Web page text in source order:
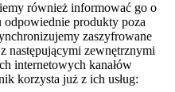
również informować go o
produkty poza
zaszyfrowane
następującymi zewnętrznymi
internetowych kanałów
korzysta już z ich usług: